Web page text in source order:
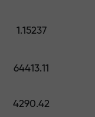
1.15237
64413.11
4290.42